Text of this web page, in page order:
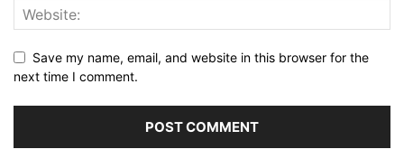
Save my name, email, and website in this browser for the
next time I comment.